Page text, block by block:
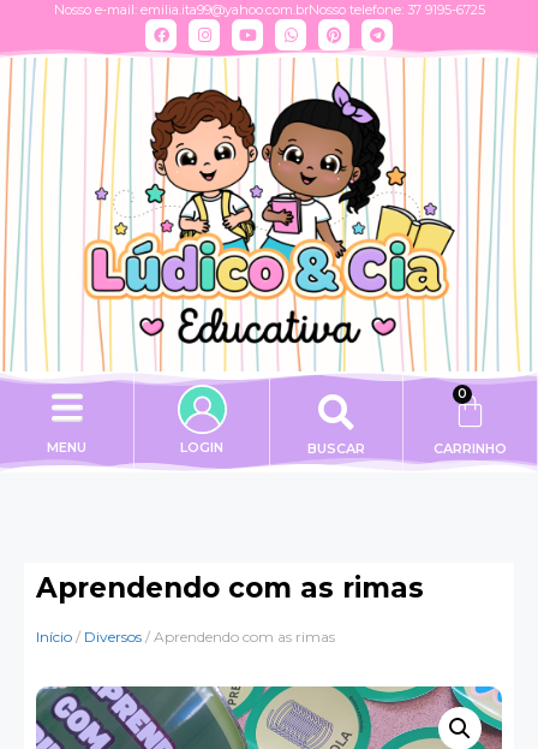
Nosso e-mail: emilia.ita99@yahoo.com.brNosso telefone: 37 9195-6725
MENU LOGIN BUSCAR
0
CARRINHO
Aprendendo com as rimas
Início / Diversos / Aprendendo com as rimas